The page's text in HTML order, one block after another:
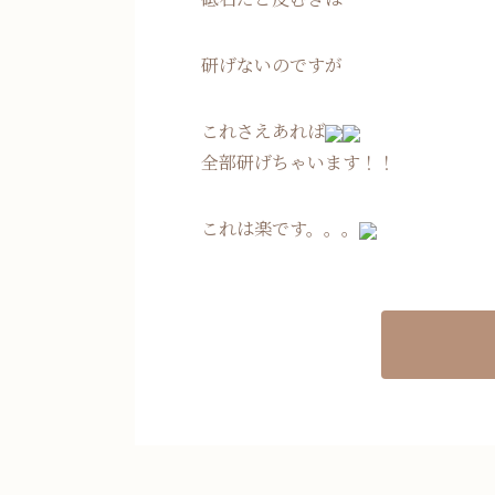
研げないのですが
これさえあれば
全部研げちゃいます！！
これは楽です。。。